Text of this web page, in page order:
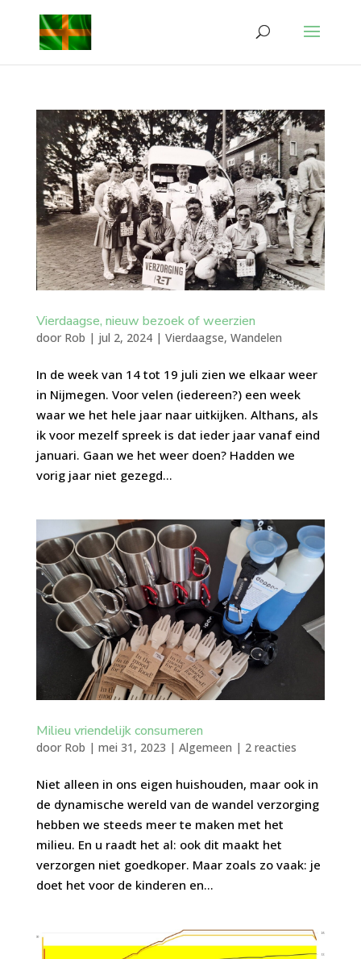
Vierdaagse, nieuw bezoek of weerzien
door Rob | jul 2, 2024| Vierdaagse, Wandelen
In de week van 14 tot 19 juli zien we elkaar weer
in Nijmegen. Voor velen (iedereen?) een week
waar we het hele jaar naar uitkijken. Althans, als
ik voor mezelf spreek is dat ieder jaar vanaf eind
januari. Gaan we het weer doen? Hadden we
vorig jaar niet gezegd...
Milieu vriendelijk consumeren
door Rob | mei 31, 2023 | Algemeen | 2 reacties
Niet alleen in ons eigen huishouden, maar ook in
de dynamische wereld van de wandel verzorging
hebben we steeds meer te maken met het
milieu. En u raadt het al: ook dit maakt het
verzorgen niet goedkoper. Maar zoals zo vaak: je
doet het voor de kinderen en...